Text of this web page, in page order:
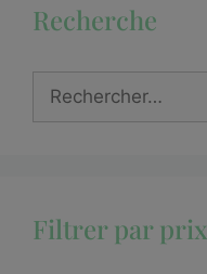
Recherche
Filtrer par prix